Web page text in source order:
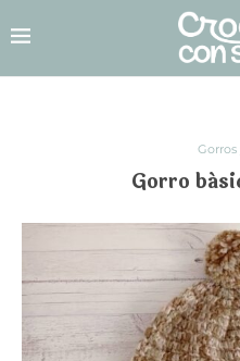
Gorros
Gorro